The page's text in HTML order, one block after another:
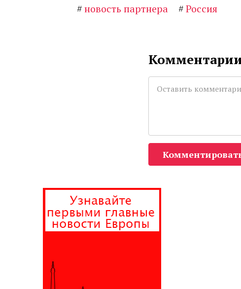
#новость партнера #Россия